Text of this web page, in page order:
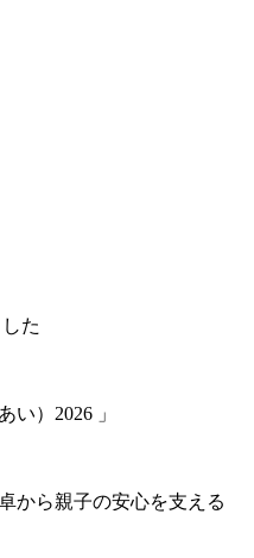
た
い）2026 」
から親子の安心を支える